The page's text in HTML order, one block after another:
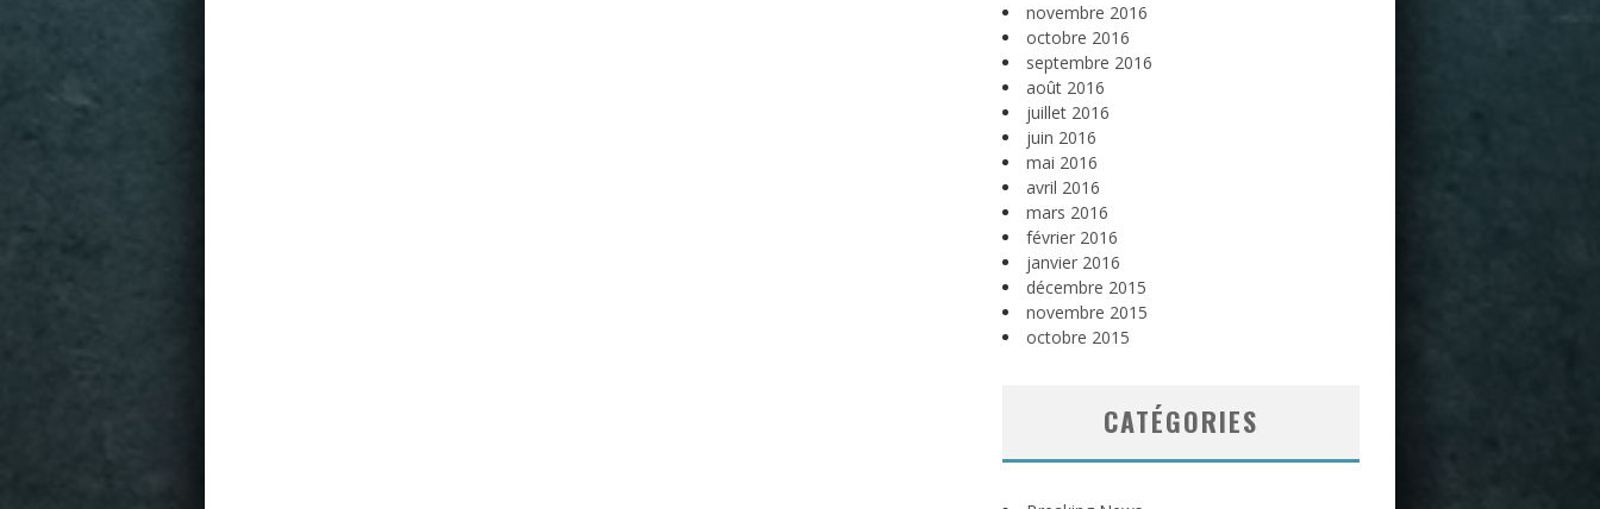
novembre 2016
octobre 2016
septembre 2016
août 2016
juillet 2016
juin 2016
mai 2016
avril 2016
mars 2016
février 2016
janvier 2016
décembre 2015
novembre 2015
octobre 2015
CATÉGORIES